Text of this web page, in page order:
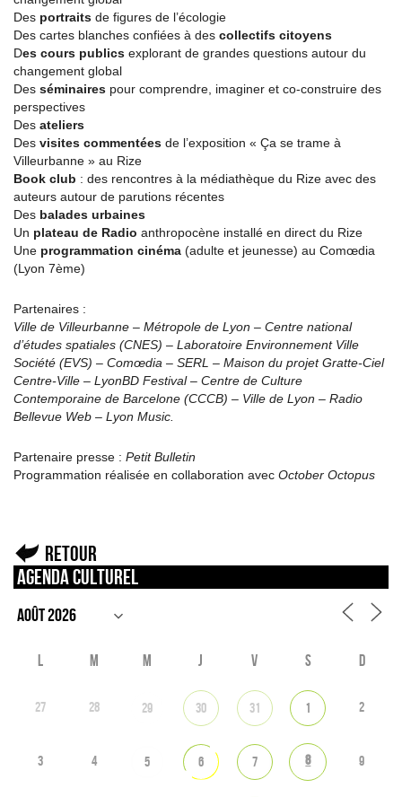
Des portraits de figures de l’écologie
Des cartes blanches confiées à des collectifs citoyens
Des cours publics explorant de grandes questions autour du
changement global
Des séminaires pour comprendre, imaginer et co-construire des
perspectives
Des ateliers
Des visites commentées de l’exposition « Ça se trame à
Villeurbanne » au Rize
Book club : des rencontres à la médiathèque du Rize avec des
auteurs autour de parutions récentes
Des balades urbaines
Un plateau de Radio anthropocène installé en direct du Rize
Une programmation cinéma (adulte et jeunesse) au Comœdia
(Lyon 7ème)
Partenaires :
Ville de Villeurbanne – Métropole de Lyon – Centre national
d’études spatiales (CNES) – Laboratoire Environnement Ville
Société (EVS) – Comœdia – SERL – Maison du projet Gratte-Ciel
Centre-Ville – LyonBD Festival – Centre de Culture
Contemporaine de Barcelone (CCCB) – Ville de Lyon – Radio
Bellevue Web – Lyon Music.
Partenaire presse : Petit Bulletin
Programmation réalisée en collaboration avec October Octopus
Retour
Agenda culturel
L M M J V S D
27 28 29 30 31 1 2
3 4 5 6 7 8 9